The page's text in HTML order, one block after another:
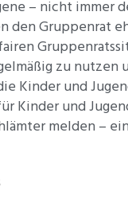
– nicht immer
den Gruppenrat
zu
Kinder und
Kinder und
melden –